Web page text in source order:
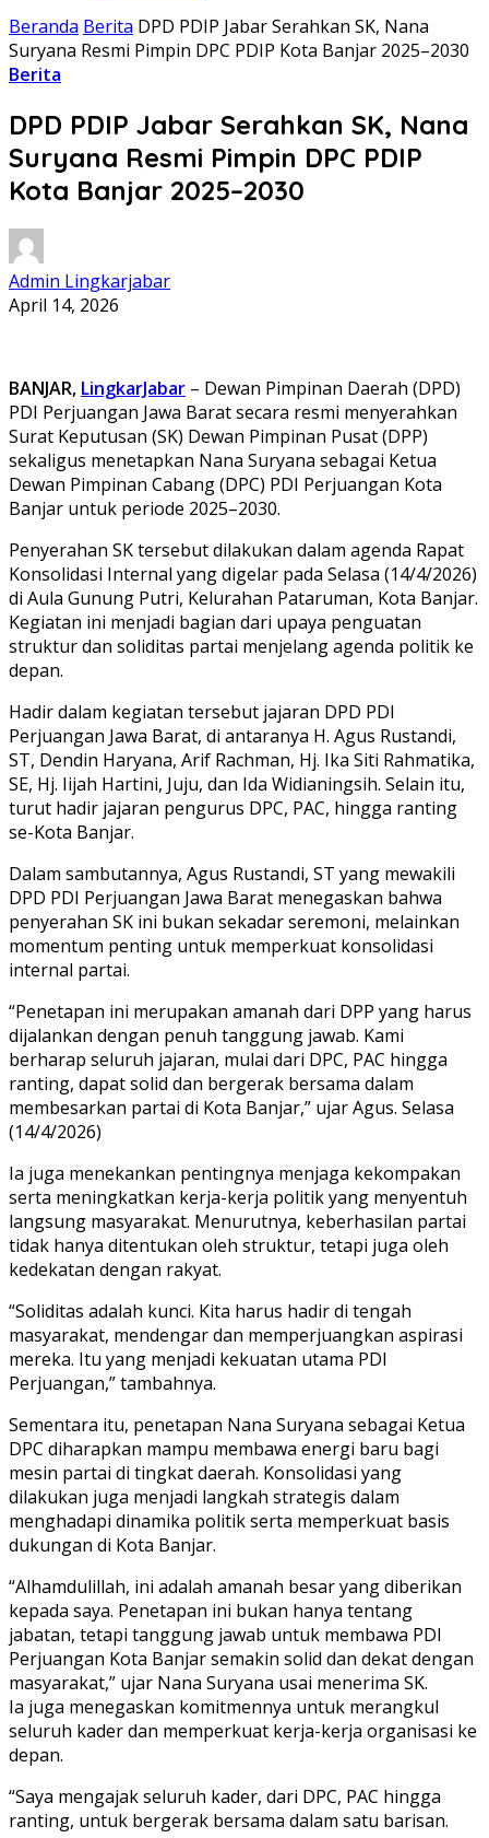
Beranda Berita DPD PDIP Jabar Serahkan SK, Nana
Suryana Resmi Pimpin DPC PDIP Kota Banjar 2025–2030
Berita
DPD PDIP Jabar Serahkan SK, Nana
Suryana Resmi Pimpin DPC PDIP
Kota Banjar 2025–2030
Admin Lingkarjabar
April 14, 2026
BANJAR, LingkarJabar – Dewan Pimpinan Daerah (DPD)
PDI Perjuangan Jawa Barat secara resmi menyerahkan
Surat Keputusan (SK) Dewan Pimpinan Pusat (DPP)
sekaligus menetapkan Nana Suryana sebagai Ketua
Dewan Pimpinan Cabang (DPC) PDI Perjuangan Kota
Banjar untuk periode 2025–2030.
Penyerahan SK tersebut dilakukan dalam agenda Rapat
Konsolidasi Internal yang digelar pada Selasa (14/4/2026)
di Aula Gunung Putri, Kelurahan Pataruman, Kota Banjar.
Kegiatan ini menjadi bagian dari upaya penguatan
struktur dan soliditas partai menjelang agenda politik ke
depan.
Hadir dalam kegiatan tersebut jajaran DPD PDI
Perjuangan Jawa Barat, di antaranya H. Agus Rustandi,
ST, Dendin Haryana, Arif Rachman, Hj. Ika Siti Rahmatika,
SE, Hj. Iijah Hartini, Juju, dan Ida Widianingsih. Selain itu,
turut hadir jajaran pengurus DPC, PAC, hingga ranting
se-Kota Banjar.
Dalam sambutannya, Agus Rustandi, ST yang mewakili
DPD PDI Perjuangan Jawa Barat menegaskan bahwa
penyerahan SK ini bukan sekadar seremoni, melainkan
momentum penting untuk memperkuat konsolidasi
internal partai.
“Penetapan ini merupakan amanah dari DPP yang harus
dijalankan dengan penuh tanggung jawab. Kami
berharap seluruh jajaran, mulai dari DPC, PAC hingga
ranting, dapat solid dan bergerak bersama dalam
membesarkan partai di Kota Banjar,” ujar Agus. Selasa
(14/4/2026)
Ia juga menekankan pentingnya menjaga kekompakan
serta meningkatkan kerja-kerja politik yang menyentuh
langsung masyarakat. Menurutnya, keberhasilan partai
tidak hanya ditentukan oleh struktur, tetapi juga oleh
kedekatan dengan rakyat.
“Soliditas adalah kunci. Kita harus hadir di tengah
masyarakat, mendengar dan memperjuangkan aspirasi
mereka. Itu yang menjadi kekuatan utama PDI
Perjuangan,” tambahnya.
Sementara itu, penetapan Nana Suryana sebagai Ketua
DPC diharapkan mampu membawa energi baru bagi
mesin partai di tingkat daerah. Konsolidasi yang
dilakukan juga menjadi langkah strategis dalam
menghadapi dinamika politik serta memperkuat basis
dukungan di Kota Banjar.
“Alhamdulillah, ini adalah amanah besar yang diberikan
kepada saya. Penetapan ini bukan hanya tentang
jabatan, tetapi tanggung jawab untuk membawa PDI
Perjuangan Kota Banjar semakin solid dan dekat dengan
masyarakat,” ujar Nana Suryana usai menerima SK.
Ia juga menegaskan komitmennya untuk merangkul
seluruh kader dan memperkuat kerja-kerja organisasi ke
depan.
“Saya mengajak seluruh kader, dari DPC, PAC hingga
ranting, untuk bergerak bersama dalam satu barisan.